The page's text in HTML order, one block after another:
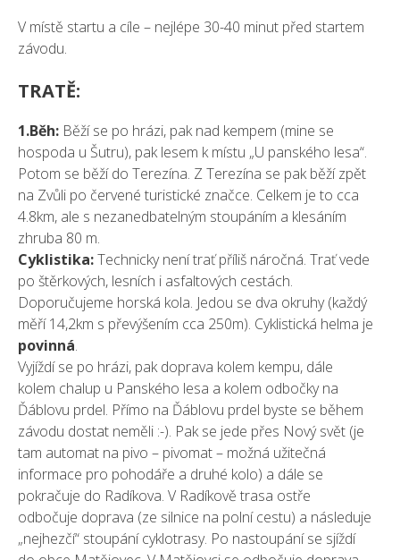
V místě startu a cíle – nejlépe 30-40 minut před startem
závodu.
TRATĚ:
1.Běh: Běží se po hrázi, pak nad kempem (mine se
hospoda u Šutru), pak lesem k místu „U panského lesa“.
Potom se běží do Terezína. Z Terezína se pak běží zpět
na Zvůli po červené turistické značce. Celkem je to cca
4.8km, ale s nezanedbatelným stoupáním a klesáním
zhruba 80 m.
Cyklistika:Technicky není trať příliš náročná. Trať vede
po štěrkových, lesních i asfaltových cestách.
Doporučujeme horská kola. Jedou se dva okruhy (každý
měří 14,2km s převýšením cca 250m). Cyklistická helma je
povinná.
Vyjíždí se po hrázi, pak doprava kolem kempu, dále
kolem chalup u Panského lesa a kolem odbočky na
Ďáblovu prdel. Přímo na Ďáblovu prdel byste se během
závodu dostat neměli :-). Pak se jede přes Nový svět (je
tam automat na pivo – pivomat – možná užitečná
informace pro pohodáře a druhé kolo) a dále se
pokračuje do Radíkova. V Radíkově trasa ostře
odbočuje doprava (ze silnice na polní cestu) a následuje
„nejhezčí“ stoupání cyklotrasy. Po nastoupání se sjíždí